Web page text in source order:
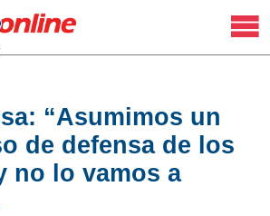
“Asumimos un
de defensa de los
no lo vamos a